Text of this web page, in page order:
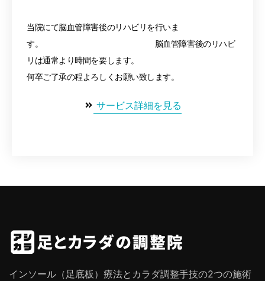
当院にて脳血管障害後のリハビリを行いま
す。 脳血管障害後のリハビ
リは通常より時間を要します。
何卒ご了承の程よろしくお願い致します。
サービス詳細を見る
インソール（足底板）療法とカラダ調整手技の2つの施術